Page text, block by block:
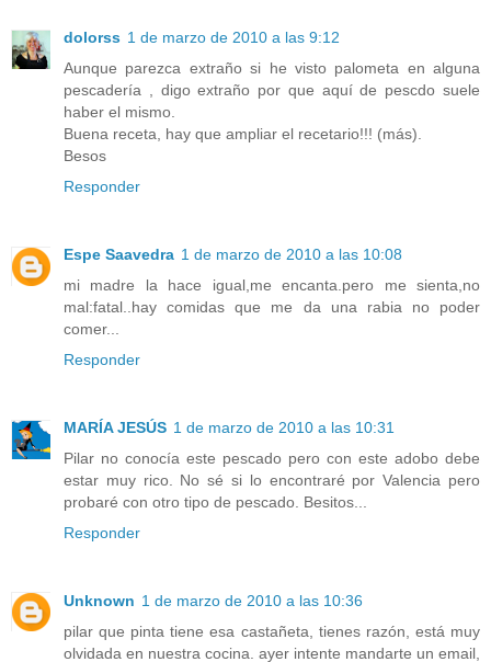
dolorss 1 de marzo de 2010 a las 9:12
Aunque parezca extraño si he visto palometa en alguna
pescadería , digo extraño por que aquí de pescdo suele
haber el mismo.
Buena receta, hay que ampliar el recetario!!! (más).
Besos
Responder
Espe Saavedra 1 de marzo de 2010 a las 10:08
mi madre la hace igual,me encanta.pero me sienta,no
mal:fatal..hay comidas que me da una rabia no poder
comer...
Responder
MARÍA JESÚS 1 de marzo de 2010 a las 10:31
Pilar no conocía este pescado pero con este adobo debe
estar muy rico. No sé si lo encontraré por Valencia pero
probaré con otro tipo de pescado. Besitos...
Responder
Unknown 1 de marzo de 2010 a las 10:36
pilar que pinta tiene esa castañeta, tienes razón, está muy
olvidada en nuestra cocina. ayer intente mandarte un email,